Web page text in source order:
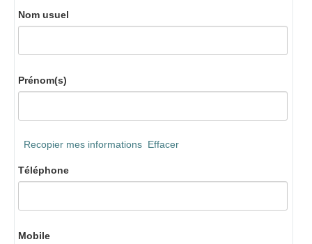
Nom usuel
Prénom(s)
Recopier mes informations Effacer
Téléphone
Mobile